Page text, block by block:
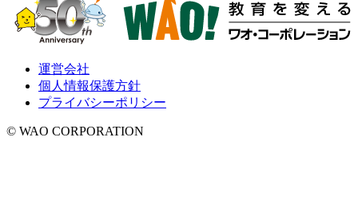
運営会社
個人情報保護方針
プライバシーポリシー
© WAO CORPORATION